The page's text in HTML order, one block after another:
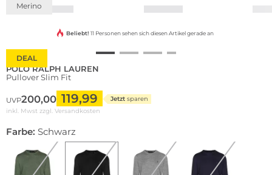
DEAL
Merino
Beliebt! 11 Personen sehen sich diesen Artikel gerade an
POLO RALPH LAUREN
Pullover Slim Fit
UVP200,00 119,99 Jetzt sparen
inkl. Mwst zzgl. Versandkosten
Farbe: Schwarz